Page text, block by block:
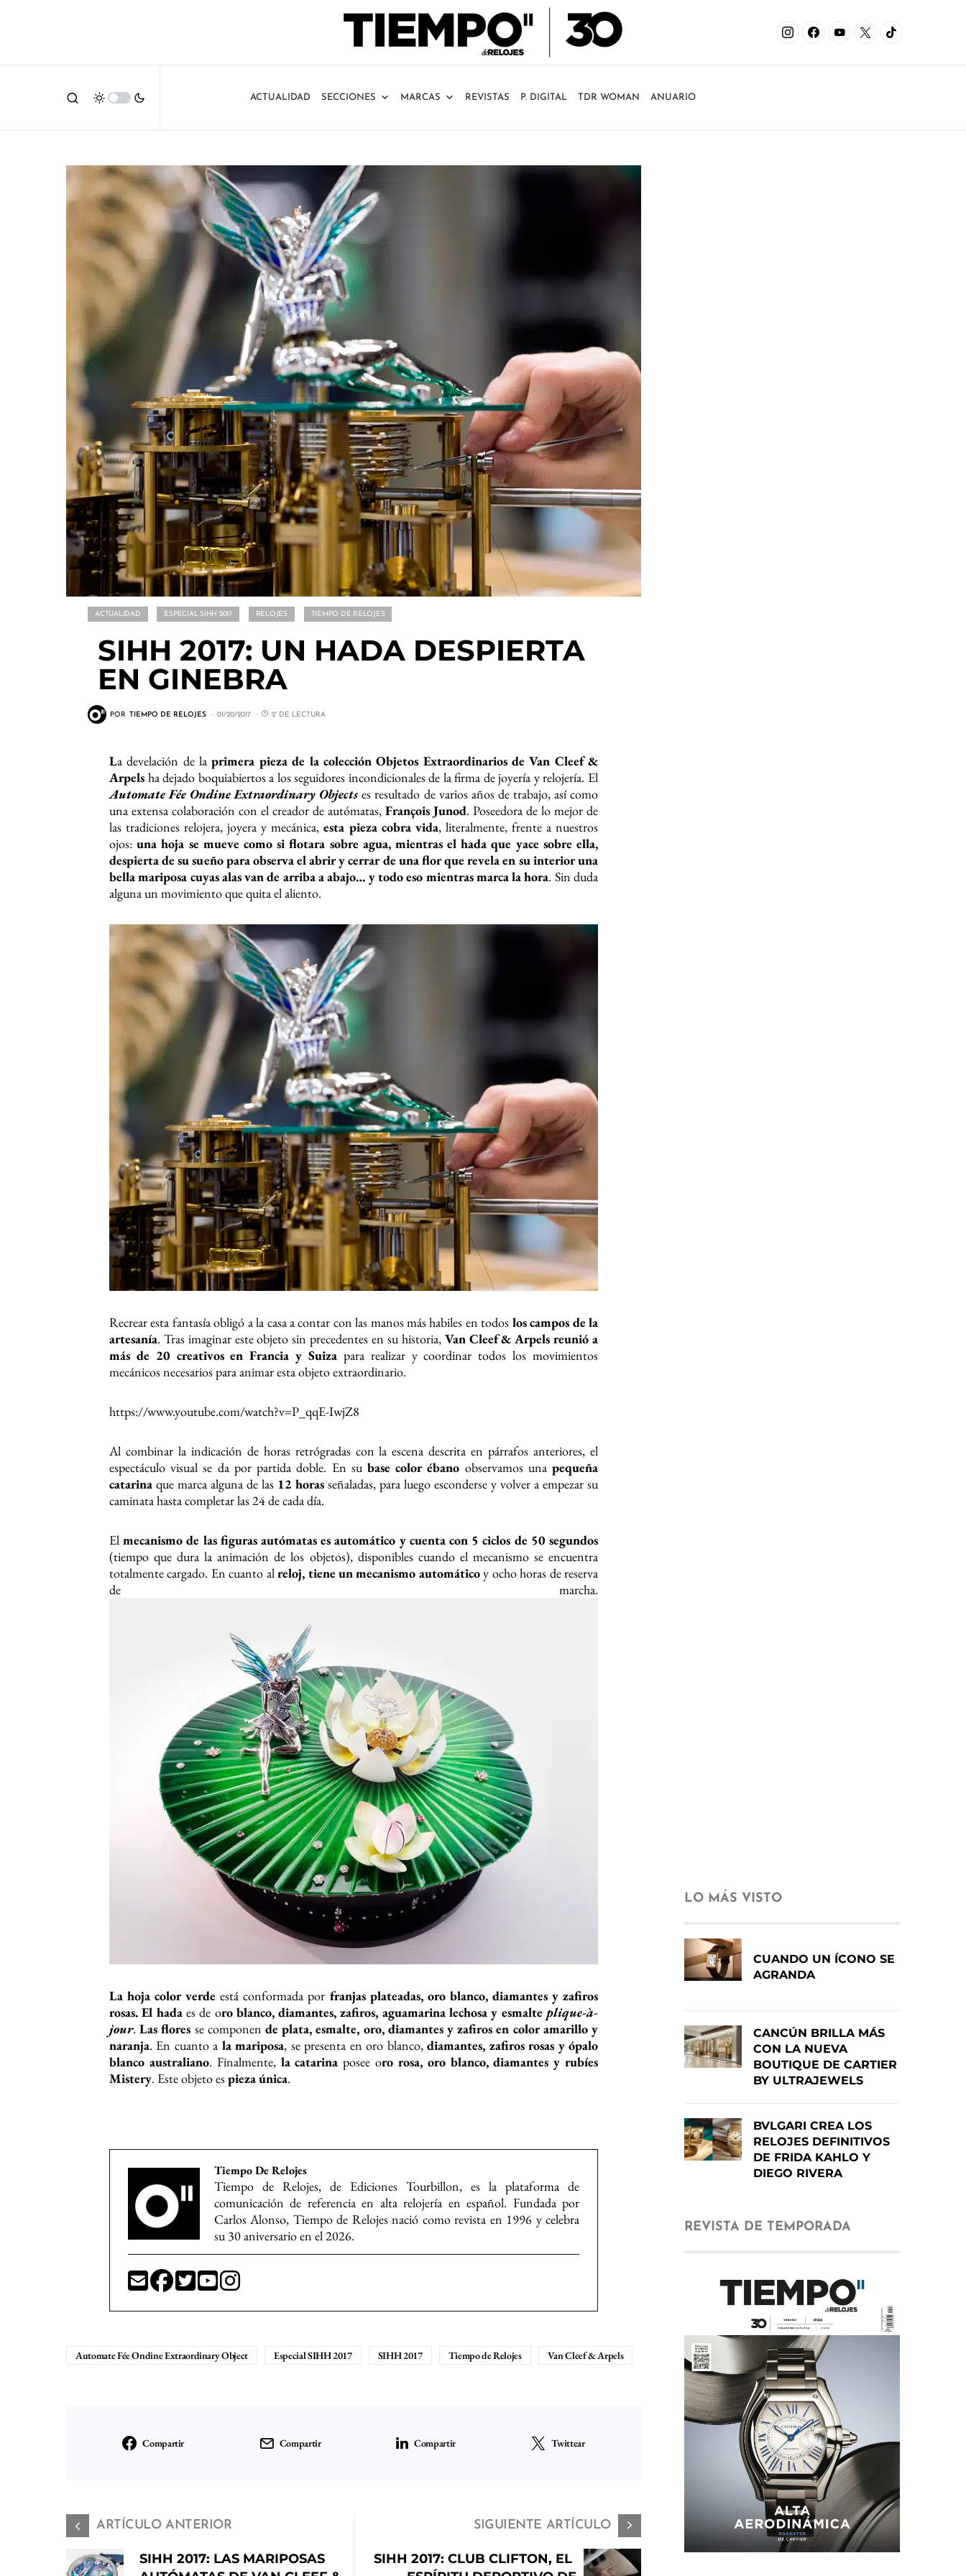
ACTUALIDAD SECCIONES MARCAS REVISTAS P. DIGITAL TDR WOMAN ANUARIO
ACTUALIDAD ESPECIAL SIHH 2017 RELOJES TIEMPO DE RELOJES
SIHH 2017: UN HADA DESPIERTA
EN GINEBRA
POR TIEMPO DE RELOJES 01/20/2017 2' DE LECTURA
La develación de la primera pieza de la colección Objetos Extraordinarios de Van Cleef &
Arpels ha dejado boquiabiertos a los seguidores incondicionales de la firma de joyería y relojería. El
Automate Fée Ondine Extraordinary Objects es resultado de varios años de trabajo, así como
una extensa colaboración con el creador de autómatas, François Junod. Poseedora de lo mejor de
las tradiciones relojera, joyera y mecánica,esta pieza cobra vida, literalmente, frente a nuestros
ojos:una hoja se mueve como si flotara sobre agua, mientras el hada que yace sobre ella,
despierta de su sueño para observa el abrir y cerrar de una flor que revela en su interior una
bella mariposa cuyas alas van de arriba a abajo… y todo eso mientras marca la hora. Sin duda
alguna un movimiento que quita el aliento.
Recrear esta fantasía obligó a la casa a contar con las manos más habiles en todos los campos de la
artesanía. Tras imaginar este objeto sin precedentes en su historia, Van Cleef & Arpels reunió a
más de 20 creativos en Francia y Suiza para realizar y coordinar todos los movimientos
mecánicos necesarios para animar esta objeto extraordinario.
https://www.youtube.com/watch?v=P_qqE-IwjZ8
Al combinar la indicación de horas retrógradas con la escena descrita en párrafos anteriores, el
espectáculo visual se da por partida doble. En su base color ébano observamos unapequeña
catarina que marca alguna de las 12 horas señaladas, para luego esconderse y volver a empezar su
caminata hasta completar las 24 de cada día.
El mecanismo de las figuras autómatas es automático y cuenta con 5 ciclos de 50 segundos
(tiempo que dura la animación de los objetos), disponibles cuando el mecanismo se encuentra
totalmente cargado. En cuanto alreloj, tiene un mecanismo automáticoy ocho horas de reserva
de marcha.
La hoja color verde está conformada por franjas plateadas, oro blanco, diamantes y zafiros
rosas. El hadaes de oro blanco, diamantes, zafiros, aguamarina lechosa y esmalte plique-à-
jour.Las flores se componende plata, esmalte, oro, diamantes y zafiros en color amarillo y
naranja. En cuanto a la mariposa, se presenta en oro blanco,diamantes, zafiros rosas y ópalo
blanco australiano. Finalmente, la catarina posee oro rosa, oro blanco, diamantes y rubíes
Mistery. Este objeto espieza única.
Tiempo De Relojes
Tiempo de Relojes, de Ediciones Tourbillon, es la plataforma de
comunicación de referencia en alta relojería en español. Fundada por
Carlos Alonso, Tiempo de Relojes nació como revista en 1996 y celebra
su 30 aniversario en el 2026.
Automate Fée Ondine Extraordinary Object Especial SIHH 2017 SIHH 2017 Tiempo de Relojes Van Cleef & Arpels
Compartir Compartir Compartir Twittear
ARTÍCULO ANTERIOR
SIHH 2017: LAS MARIPOSAS
SIGUIENTE ARTÍCULO
SIHH 2017: CLUB CLIFTON, EL
LO MÁS VISTO
CUANDO UN ÍCONO SE
AGRANDA
CANCÚN BRILLA MÁS
CON LA NUEVA
BOUTIQUE DE CARTIER
BY ULTRAJEWELS
BVLGARI CREA LOS
RELOJES DEFINITIVOS
DE FRIDA KAHLO Y
DIEGO RIVERA
REVISTA DE TEMPORADA